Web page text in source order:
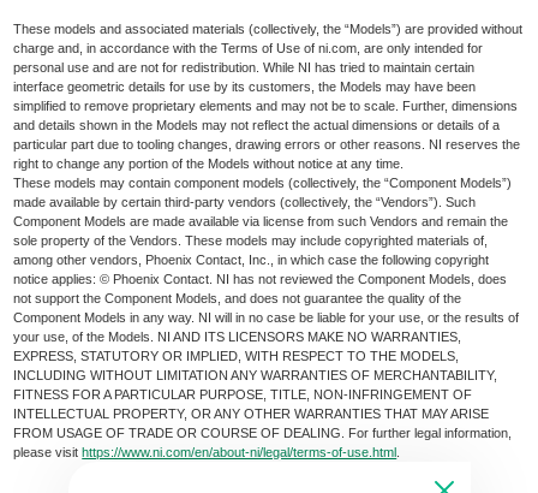
These models and associated materials (collectively, the “Models”) are provided without
charge and, in accordance with the Terms of Use of ni.com, are only intended for
personal use and are not for redistribution. While NI has tried to maintain certain
interface geometric details for use by its customers, the Models may have been
simplified to remove proprietary elements and may not be to scale. Further, dimensions
and details shown in the Models may not reflect the actual dimensions or details of a
particular part due to tooling changes, drawing errors or other reasons. NI reserves the
right to change any portion of the Models without notice at any time.
These models may contain component models (collectively, the “Component Models”)
made available by certain third-party vendors (collectively, the “Vendors”). Such
Component Models are made available via license from such Vendors and remain the
sole property of the Vendors. These models may include copyrighted materials of,
among other vendors, Phoenix Contact, Inc., in which case the following copyright
notice applies: © Phoenix Contact. NI has not reviewed the Component Models, does
not support the Component Models, and does not guarantee the quality of the
Component Models in any way. NI will in no case be liable for your use, or the results of
your use, of the Models. NI AND ITS LICENSORS MAKE NO WARRANTIES,
EXPRESS, STATUTORY OR IMPLIED, WITH RESPECT TO THE MODELS,
INCLUDING WITHOUT LIMITATION ANY WARRANTIES OF MERCHANTABILITY,
FITNESS FOR A PARTICULAR PURPOSE, TITLE, NON-INFRINGEMENT OF
INTELLECTUAL PROPERTY, OR ANY OTHER WARRANTIES THAT MAY ARISE
FROM USAGE OF TRADE OR COURSE OF DEALING. For further legal information,
please visithttps://www.ni.com/en/about-ni/legal/terms-of-use.html